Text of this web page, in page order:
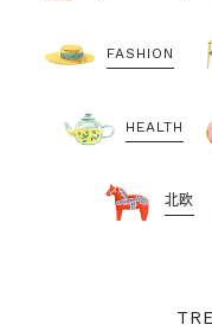
FASHION
HEALTH
北欧